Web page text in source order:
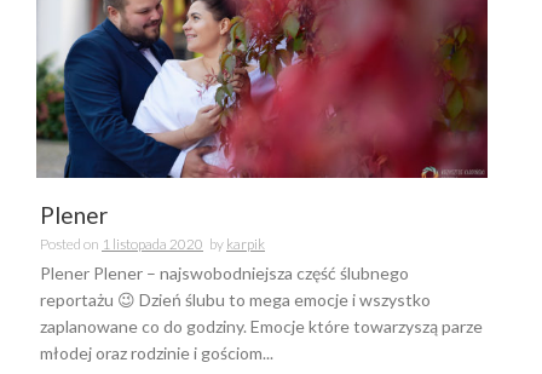
Plener
Posted on 1 listopada 2020 by karpik
Plener Plener – najswobodniejsza część ślubnego
reportażu 😉 Dzień ślubu to mega emocje i wszystko
zaplanowane co do godziny. Emocje które towarzyszą parze
młodej oraz rodzinie i gościom...